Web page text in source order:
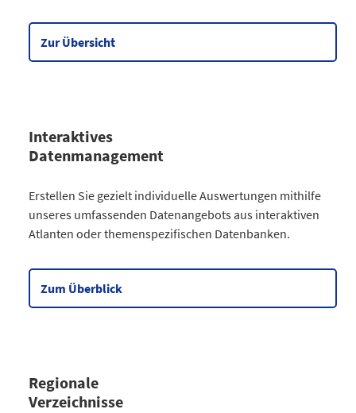
Datentabelle zum Diagramm
Zur Übersicht
Interaktives
Datenmanagement
Datentabelle zum Diagramm
Kategorie
Atlanten
Kommunales
3
Gesellschaftliches2
Erstellen Sie gezielt individuelle Auswertungen mithilfe
unseres umfassenden Datenangebots aus interaktiven
Atlanten oder themenspezifischen Datenbanken.
Zum Überblick
Regionale
Verzeichnisse